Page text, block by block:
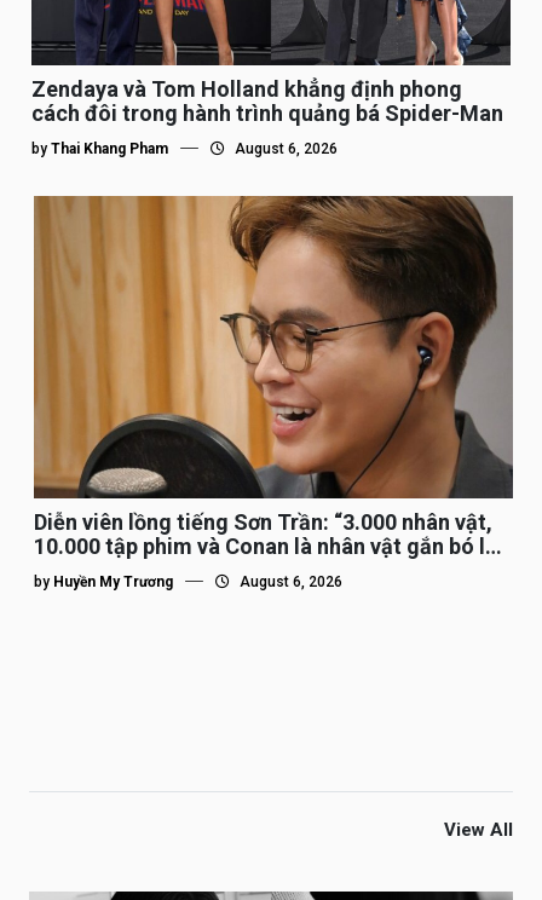
Zendaya và Tom Holland khẳng định phong
cách đôi trong hành trình quảng bá Spider-Man
by Thai Khang Pham August 6, 2026
Diễn viên lồng tiếng Sơn Trần: “3.000 nhân vật,
10.000 tập phim và Conan là nhân vật gắn bó lâu
nhất”
by Huyền My Trương August 6, 2026
View All